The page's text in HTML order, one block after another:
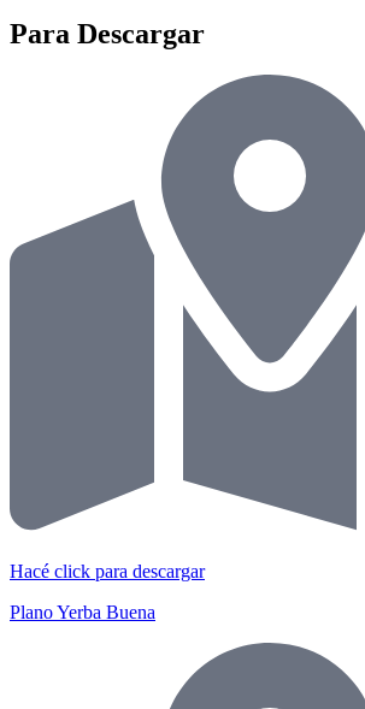
Para Descargar
Hacé click para descargar
Plano Yerba Buena